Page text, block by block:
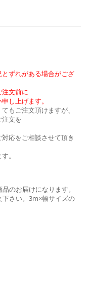
ずれがある場合がござ
文前に
し上げます。
もご注文頂けますが、
文を
応をご相談させて頂き
。
のお届けになります。
さい。3m×幅サイズの